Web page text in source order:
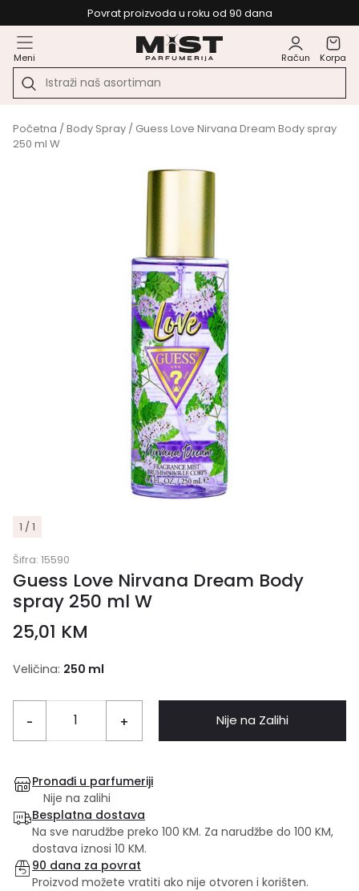
Povrat proizvoda u roku od 90 dana
Meni Račun Korpa
Početna /Body Spray / Guess Love Nirvana Dream Body spray
250 ml W
1 / 1
Šifra: 15590
Guess Love Nirvana Dream Body
spray 250 ml W
25,01 KM
Veličina: 250 ml
- + Nije na Zalihi
Pronađi u parfumeriji
Nije na zalihi
Besplatna dostava
Na sve narudžbe preko 100 KM. Za narudžbe do 100 KM,
dostava iznosi 10 KM.
90 dana za povrat
Proizvod možete vratiti ako nije otvoren i korišten.